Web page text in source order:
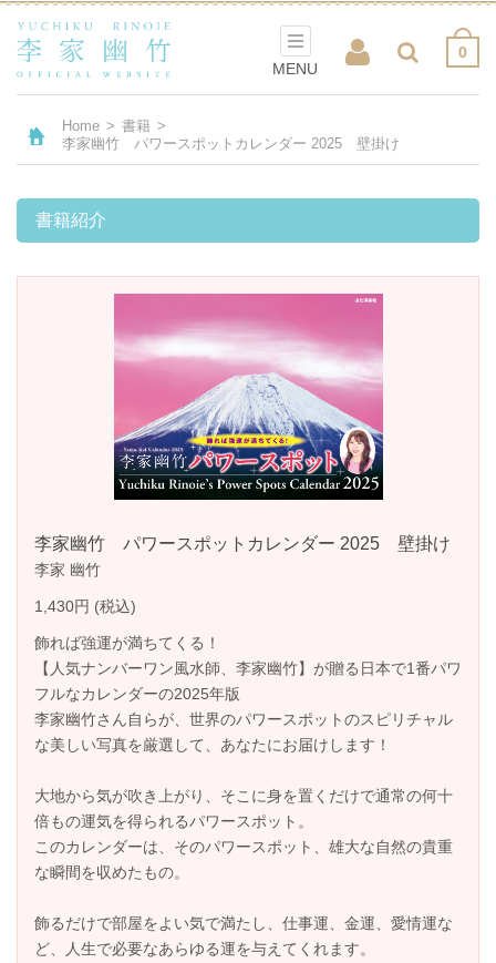
0
MENU
Home > 書籍 >
李家幽竹 パワースポットカレンダー 2025 壁掛け
書籍紹介
李家幽竹 パワースポットカレンダー 2025 壁掛け
李家 幽竹
1,430円 (税込)
飾れば強運が満ちてくる！
【人気ナンバーワン風水師、李家幽竹】が贈る日本で1番パワ
フルなカレンダーの2025年版
李家幽竹さん自らが、世界のパワースポットのスピリチャル
な美しい写真を厳選して、あなたにお届けします！
大地から気が吹き上がり、そこに身を置くだけで通常の何十
倍もの運気を得られるパワースポット。
このカレンダーは、そのパワースポット、雄大な自然の貴重
な瞬間を収めたもの。
飾るだけで部屋をよい気で満たし、仕事運、金運、愛情運な
ど、人生で必要なあらゆる運を与えてくれます。